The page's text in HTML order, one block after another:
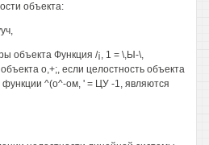
объекта:
объекта Функция /¡, 1 = \,Ы-\,
о,+;, если целостность объекта
^(о^-ом, ' = ЦУ -1, являются